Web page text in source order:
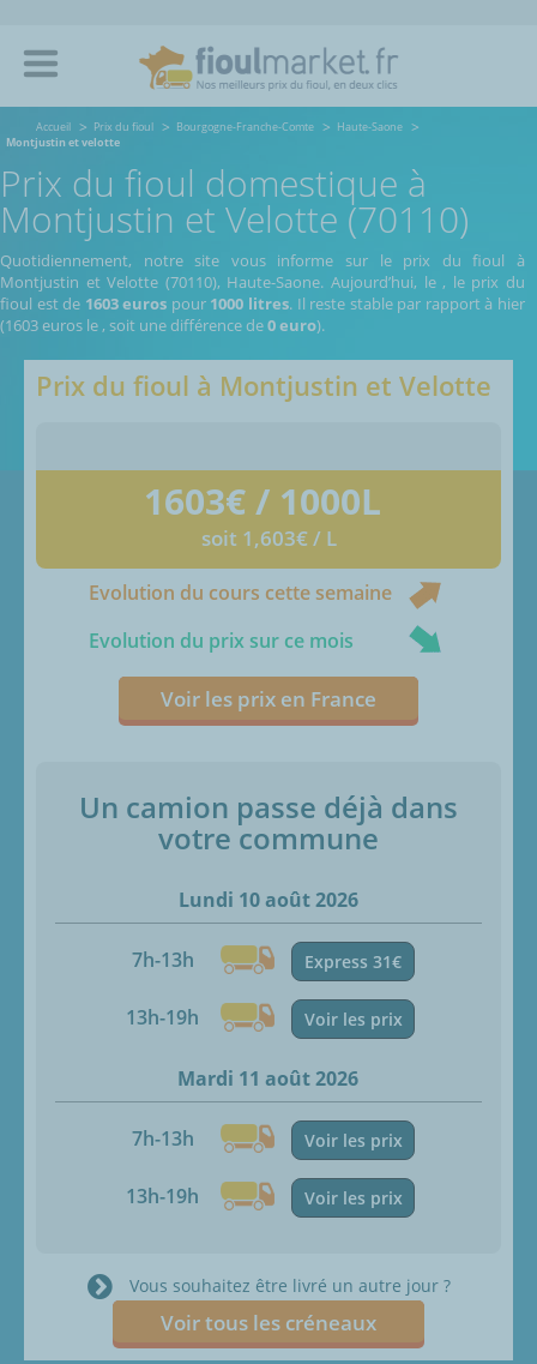
Accueil Prix du fioul Bourgogne-Franche-Comte
Haute-Saone
Montjustin et velotte
Prix du fioul domestique à
Montjustin et Velotte (70110)
Quotidiennement, notre site vous informe sur le prix du fioul à
Montjustin et Velotte (70110), Haute-Saone. Aujourd’hui, le , le prix du
fioul est de 1603 euros pour 1000 litres. Il reste stable par rapport à hier
(1603 euros le , soit une différence de0 euro).
Prix du fioul à Montjustin et Velotte
1603€ / 1000L
soit 1,603€ / L
Evolution du cours cette semaine
Evolution du prix sur ce mois
Voir les prix en France
Un camion passe déjà dans
votre commune
Lundi 10 août 2026
7h-13h Express 31€
13h-19h Voir les prix
Mardi 11 août 2026
7h-13h Voir les prix
13h-19h Voir les prix
Vous souhaitez être livré un autre jour ?
Voir tous les créneaux